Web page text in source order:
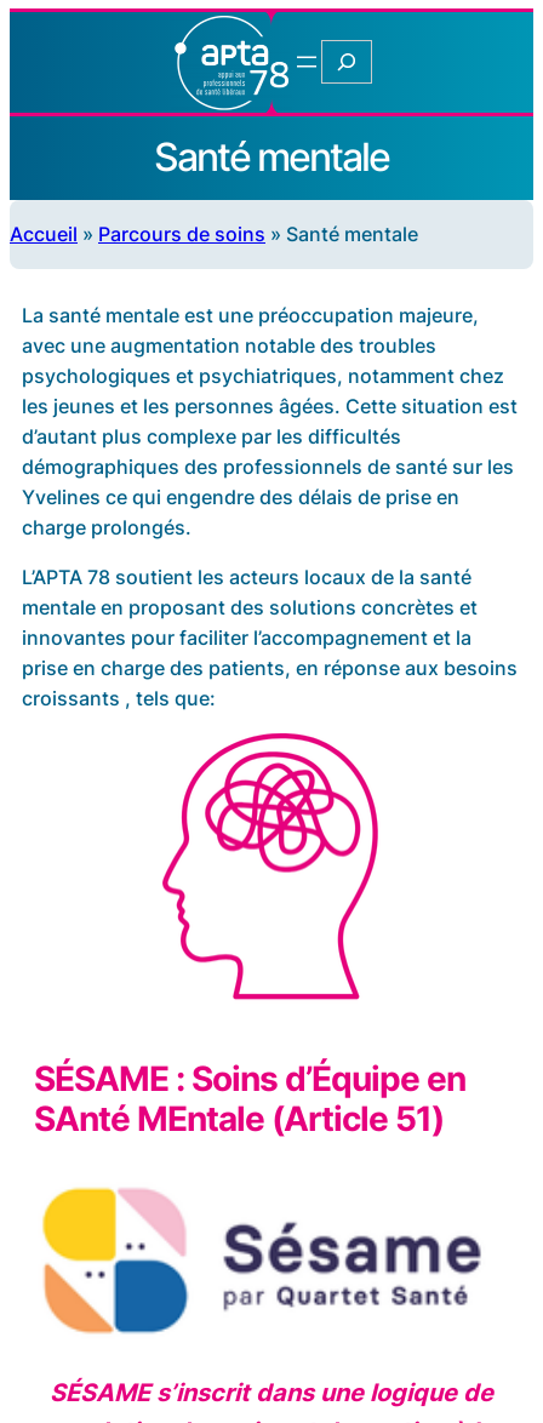
Rechercher
Santé mentale
Accueil » Parcours de soins » Santé mentale
La santé mentale est une préoccupation majeure,
avec une augmentation notable des troubles
psychologiques et psychiatriques, notamment chez
les jeunes et les personnes âgées. Cette situation est
d’autant plus complexe par les difficultés
démographiques des professionnels de santé sur les
Yvelines ce qui engendre des délais de prise en
charge prolongés.
L’APTA 78 soutient les acteurs locaux de la santé
mentale en proposant des solutions concrètes et
innovantes pour faciliter l’accompagnement et la
prise en charge des patients, en réponse aux besoins
croissants , tels que:
SÉSAME : Soins d’Équipe en
SAnté MEntale (Article 51)
SÉSAME s’inscrit dans une logique de